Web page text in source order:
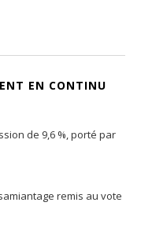
EN CONTINU
de 9,6 %, porté par
remis au vote